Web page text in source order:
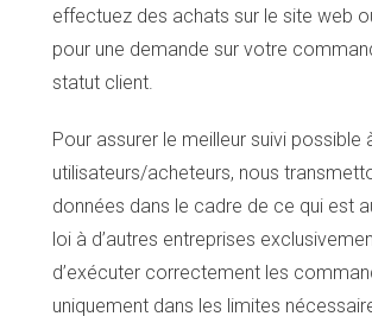
Tops 10
Artisans
effectuez des achats sur le site web
pour une demande sur votre
statut client.
Pour assurer le meilleur suivi possible
utilisateurs/acheteurs, nous
données dans le cadre de ce qui est
loi à d’autres entreprises
d’exécuter correctement les
uniquement dans les limites